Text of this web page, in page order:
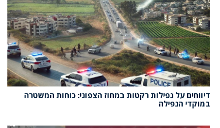
דיווחים על נפילות רקטות במחוז הצפוני: כוחות המשטרה
במוקדי הנפילה